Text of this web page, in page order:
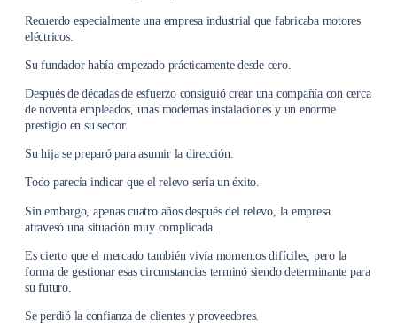
Recuerdo especialmente una empresa industrial que fabricaba motores
eléctricos.
Su fundador había empezado prácticamente desde cero.
Después de décadas de esfuerzo consiguió crear una compañía con cerca
de noventa empleados, unas modernas instalaciones y un enorme
prestigio en su sector.
Su hija se preparó para asumir la dirección.
Todo parecía indicar que el relevo sería un éxito.
Sin embargo, apenas cuatro años después del relevo, la empresa
atravesó una situación muy complicada.
Es cierto que el mercado también vivía momentos difíciles, pero la
forma de gestionar esas circunstancias terminó siendo determinante para
su futuro.
Se perdió la confianza de clientes y proveedores.